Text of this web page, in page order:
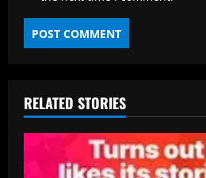
RELATED STORIES